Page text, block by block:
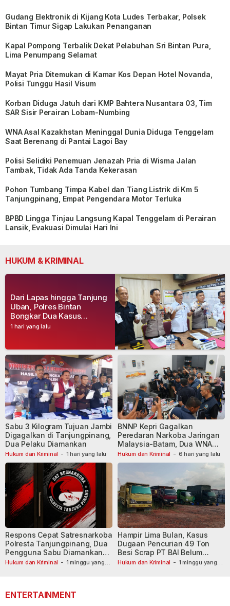
Gudang Elektronik di Kijang Kota Ludes Terbakar, Polsek
Bintan Timur Sigap Lakukan Penanganan
Kapal Pompong Terbalik Dekat Pelabuhan Sri Bintan Pura,
Lima Penumpang Selamat
Mayat Pria Ditemukan di Kamar Kos Depan Hotel Novanda,
Polisi Tunggu Hasil Visum
Korban Diduga Jatuh dari KMP Bahtera Nusantara 03, Tim
SAR Sisir Perairan Lobam-Numbing
WNA Asal Kazakhstan Meninggal Dunia Diduga Tenggelam
Saat Berenang di Pantai Lagoi Bay
Polisi Selidiki Penemuan Jenazah Pria di Wisma Jalan
Tambak, Tidak Ada Tanda Kekerasan
Pohon Tumbang Timpa Kabel dan Tiang Listrik di Km 5
Tanjungpinang, Empat Pengendara Motor Terluka
BPBD Lingga Tinjau Langsung Kapal Tenggelam di Perairan
Lansik, Evakuasi Dimulai Hari Ini
HUKUM & KRIMINAL
1 hari yang lalu
Dari Lapas hingga Tanjung
Uban, Polres Bintan
Bongkar Dua Kasus
Narkoba, Empat Tersangka
Hukum dan Kriminal - 1 hari yang lalu
Sabu 3 Kilogram Tujuan Jambi
Digagalkan di Tanjungpinang,
Dua Pelaku Diamankan
Hukum dan Kriminal - 6 hari yang lalu
BNNP Kepri Gagalkan
Peredaran Narkoba Jaringan
Malaysia-Batam, Dua WNA
Masih Diburu
Hukum dan Kriminal - 1 minggu yang
Respons Cepat Satresnarkoba
Polresta Tanjungpinang, Dua
Pengguna Sabu Diamankan
Usai Dilaporkan ke Call Center
Hukum dan Kriminal - 1 minggu yang
Hampir Lima Bulan, Kasus
Dugaan Pencurian 49 Ton
Besi Scrap PT BAI Belum
Tetapkan Tersangka
ENTERTAINMENT